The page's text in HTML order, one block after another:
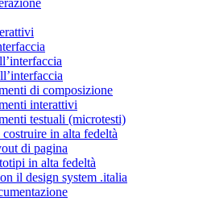
di composizione
interattivi
testuali (microtesti)
in alta fedeltà
di pagina
in alta fedeltà
il design system .italia